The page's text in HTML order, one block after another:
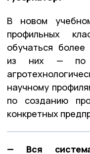
В новом
профильных
обучаться
из них — по
научному
по созданию
конкретных
— Вся